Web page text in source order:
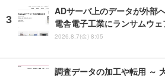
ADサーバ上のデータが外部
電舎電子工業にランサムウェ
2026.8.7(金) 8:05
調査データの加工や転用 ～